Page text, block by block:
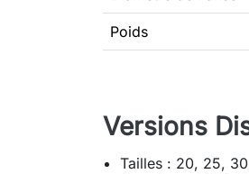
Poids
Versions
Tailles : 20, 25,